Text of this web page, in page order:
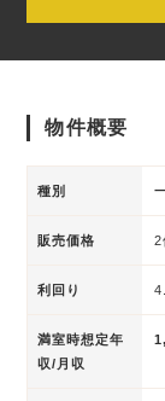
物件概要
種別
販売価格 2
利回り
満室時想定年
収/月収